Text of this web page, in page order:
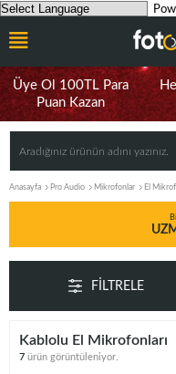
Üye Ol 100TL Para
Puan Kazan
Anasayfa Pro Audio Mikrofonlar El
FILTRELE
Kablolu El Mikrofonları
7 ürün görüntüleniyor.